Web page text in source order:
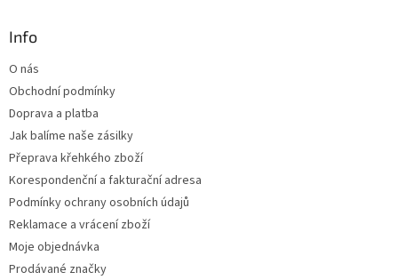
Info
O nás
Obchodní podmínky
Doprava a platba
Jak balíme naše zásilky
Přeprava křehkého zboží
Korespondenční a fakturační adresa
Podmínky ochrany osobních údajů
Reklamace a vrácení zboží
Moje objednávka
Prodávané značky